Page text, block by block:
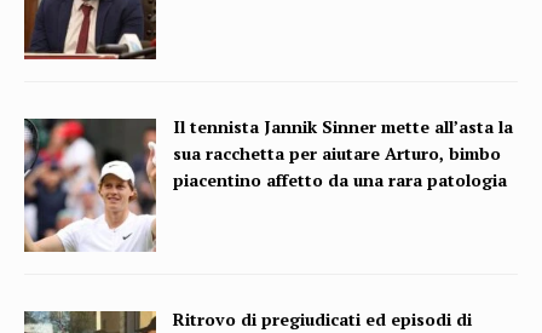
Il tennista Jannik Sinner mette all’asta la
sua racchetta per aiutare Arturo, bimbo
piacentino affetto da una rara patologia
Ritrovo di pregiudicati ed episodi di